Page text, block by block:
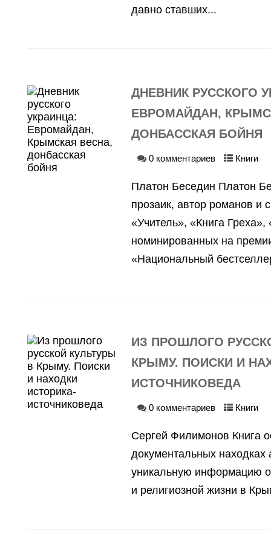
давно ставших...
ДНЕВНИК РУССКОГО
ЕВРОМАЙДАН,
ДОНБАССКАЯ БОЙНЯ
0 комментариев Книги
Платон Беседин Платон
прозаик, автор романов и
«Учитель», «Книга Греха»,
номинированных на
«Национальный
ИЗ ПРОШЛОГО
КРЫМУ. ПОИСКИ И
ИСТОЧНИКОВЕДА
0 комментариев Книги
Сергей Филимонов Книга
документальных находках
уникальную информацию о
и религиозной жизни в